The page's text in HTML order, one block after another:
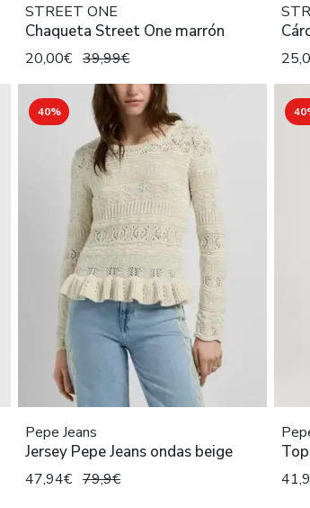
STREET ONE
Chaqueta Street One marrón
20,00€ 39,99€
40%
Pepe Jeans
Jersey Pepe Jeans ondas beige
47,94€ 79,9€